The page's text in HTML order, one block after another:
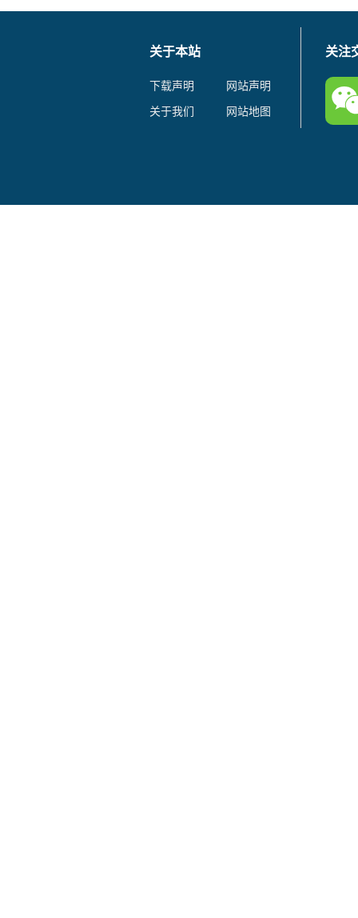
关于本站
下载声明
网站声明
关于我们
网站地图
关注